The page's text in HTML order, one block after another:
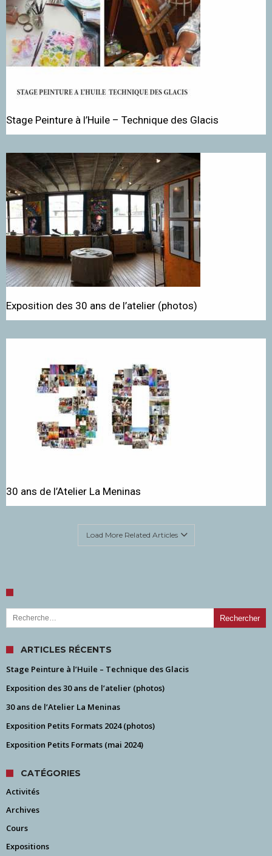
Stage Peinture à l’Huile – Technique des Glacis
Exposition des 30 ans de l’atelier (photos)
30 ans de l’Atelier La Meninas
Load More Related Articles
Rechercher :
ARTICLES RÉCENTS
Stage Peinture à l’Huile – Technique des Glacis
Exposition des 30 ans de l’atelier (photos)
30 ans de l’Atelier La Meninas
Exposition Petits Formats 2024 (photos)
Exposition Petits Formats (mai 2024)
CATÉGORIES
Activités
Archives
Cours
Expositions